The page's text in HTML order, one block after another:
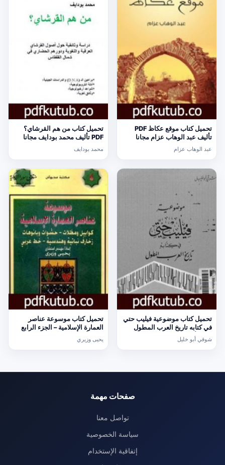
تحميل كتاب موقع عكاظ PDF
تأليف عبد الوهاب عزام مجانا
[كامل]
عبد الوهاب عزام
تحميل كتاب من هم القرشاي؟
PDF تأليف محمد بودايف مجانا
محمد بودايف
تحميل كتاب موضوعية فيليب حتي
في كتابه تاريخ العرب المطول
PDF تأليف شوقي أبو خليل مجانا
[كامل]
شوقي أبو خليل
تحميل كتاب موسوعة عناصر
العمارة الإسلامية – الجزء الرابع
[كامل]
يحيى وزيري
صفحات مهمة
تواصل معنا
سياسة الخصوصية
إتفاقية الإستخدام